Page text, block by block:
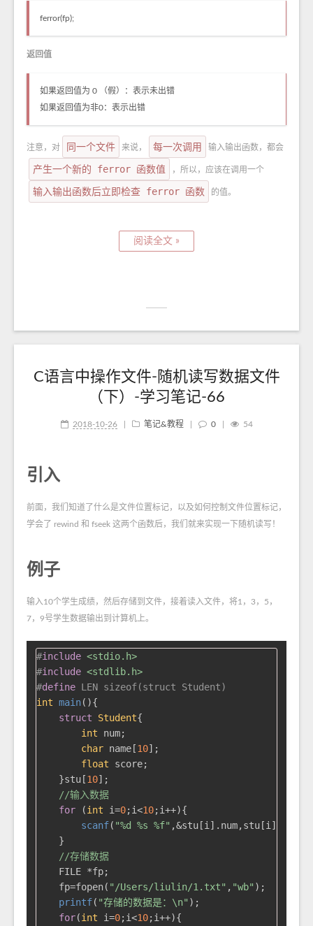
ferror(fp);
返回值
如果返回值为 0 （假）：表示未出错
如果返回值为非0：表示出错
注意，对 同一个文件 来说， 每一次调用 输入输出函数，都会
产生一个新的 ferror 函数值 ，所以，应该在调用一个
输入输出函数后立即检查 ferror 函数 的值。
阅读全文 »
C语言中操作文件-随机读写数据文件
（下）-学习笔记-66
2018-10-26 笔记&教程 0 54
引入
前面，我们知道了什么是文件位置标记，以及如何控制文件位置标记，
学会了 rewind 和 fseek 这两个函数后，我们就来实现一下随机读写！
例子
输入10个学生成绩，然后存储到文件，接着读入文件，将1，3，5，
7，9号学生数据输出到计算机上。
#include <stdio.h>
#include <stdlib.h>
#define LEN sizeof(struct Student)
int main(){
struct
Student{
int num;
char name[10];
float score;
    }stu[
10];
//输入数据
for (int i=0;i<10;i++){
scanf( "%d %s %f"
    }
//存储数据
    FILE *fp;
    fp=fopen(
"/Users/liulin/1.txt" , "wb" );
printf( "存储的数据是：\n" );
for(int i=0;i<10;i++){